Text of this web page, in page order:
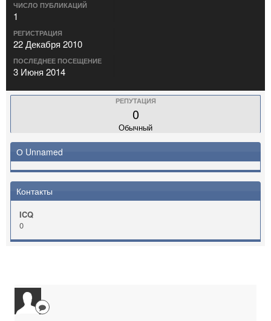
ЧИСЛО ПУБЛИКАЦИЙ
1
РЕГИСТРАЦИЯ
22 Декабря 2010
ПОСЛЕДНЕЕ ПОСЕЩЕНИЕ
3 Июня 2014
РЕПУТАЦИЯ
0
Обычный
О Unnamed
Контакты
ICQ
0